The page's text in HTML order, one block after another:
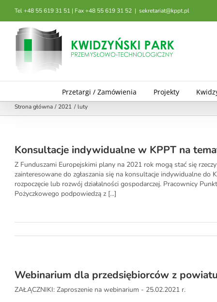
zawartości
Tel +48 55 619 31 51 | Fax +48 55 619 31 52 | sekretariat@kppt.pl
Przetargi / Zamówienia Projekty
Strona główna 2021 luty
Konsultacje indywidualne w KPPT na
Z Funduszami Europejskimi plany na 2021 rok mogą stać się
zainteresowane do zgłaszania się na konsultacje indywidualne
rozpoczęcie lub rozwój działalności gospodarczej. Pracownicy
Pożyczkowego podpowiedzą z [...]
Webinarium dla przedsiębiorców z
ZAŁĄCZNIKI: Zaproszenie na webinarium - 25.02.2021 r.